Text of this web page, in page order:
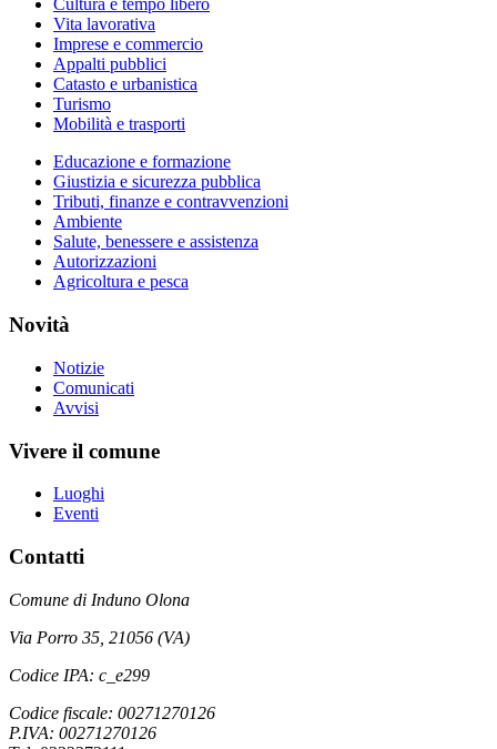
Cultura e tempo libero
Vita lavorativa
Imprese e commercio
Appalti pubblici
Catasto e urbanistica
Turismo
Mobilità e trasporti
Educazione e formazione
Giustizia e sicurezza pubblica
Tributi, finanze e contravvenzioni
Ambiente
Salute, benessere e assistenza
Autorizzazioni
Agricoltura e pesca
Novità
Notizie
Comunicati
Avvisi
Vivere il comune
Luoghi
Eventi
Contatti
Comune di Induno Olona
Via Porro 35, 21056 (VA)
Codice IPA: c_e299
Codice fiscale: 00271270126
P.IVA: 00271270126